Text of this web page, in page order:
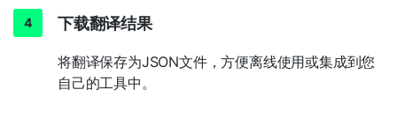
下载翻译结果
将翻译保存为JSON文件，方便离线使用或集成到您
自己的工具中。